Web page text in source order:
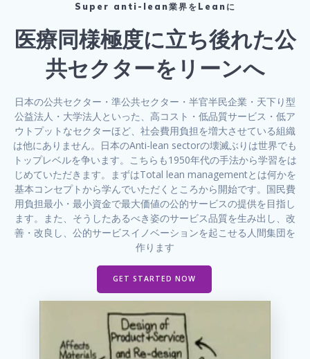
Super anti-lean業界をLeanに
医療同様極度に立ち後れた公
共セクターをリーンへ
日本の公共セクター・準公共セクター・半官半民企業・天下り型
公益法人・大学法人といった、高コスト・低品質サービス・低ア
ウトプットなセクターほど、社会費用負担を増大させている組織
は他にありません。日本のAnti-lean sectorの壊滅ぶりは世界でも
トップレベルを争います。こちらも1950年代の手法から学習をは
じめていただきます。まずはTotal lean managementとは何かを
基本コンセプトから学んでいただくところから開始です。国民費
用負担最小・最小資金で最大価値の公的サービスの提供を目指し
ます。また、そうしたあるべき姿のサービス品質を生み出し、改
善・改良し、公的サービスイノベーションを起こせる人間集団を
作ります
GET STARTED NOW